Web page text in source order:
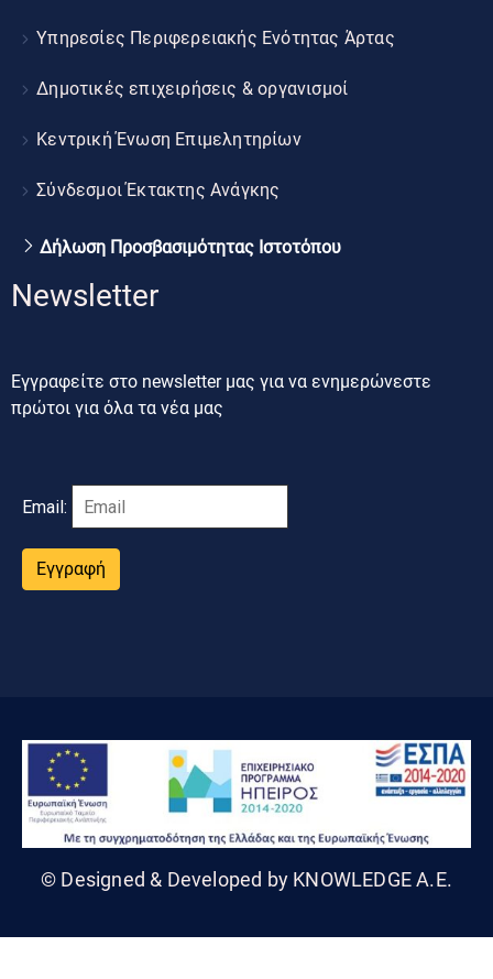
Υπηρεσίες Περιφερειακής Ενότητας Άρτας
Δημοτικές επιχειρήσεις & οργανισμοί
Κεντρική Ένωση Επιμελητηρίων
Σύνδεσμοι Έκτακτης Ανάγκης
Δήλωση Προσβασιμότητας Ιστοτόπου
Newsletter
Εγγραφείτε στο newsletter μας για να ενημερώνεστε
πρώτοι για όλα τα νέα μας
Email:
Εγγραφή
© Designed & Developed by KNOWLEDGE A.E.